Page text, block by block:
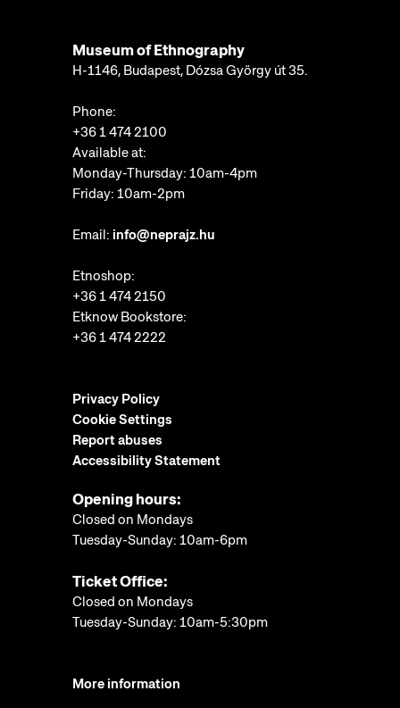
Museum of Ethnography
H-1146, Budapest, Dózsa György út 35.
Phone:
+36 1 474 2100
Available at:
Monday-Thursday: 10am-4pm
Friday: 10am-2pm
Email: info@neprajz.hu
Etnoshop:
+36 1 474 2150
Etknow Bookstore:
+36 1 474 2222
Privacy Policy
Cookie Settings
Report abuses
Accessibility Statement
Opening hours:
Closed on Mondays
Tuesday-Sunday: 10am-6pm
Ticket Office:
Closed on Mondays
Tuesday-Sunday: 10am-5:30pm
More information